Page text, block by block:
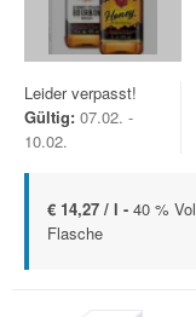
Leider verpasst!
Gültig: 07.02. -
10.02.
€ 14,27 / l - 40 %
Flasche